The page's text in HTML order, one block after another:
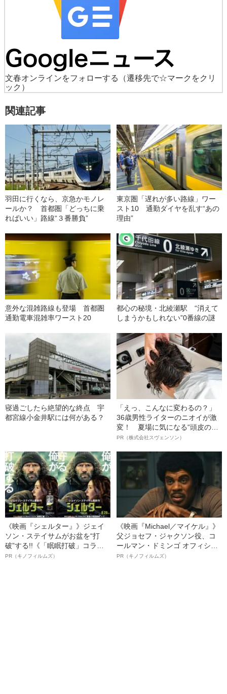
文春オンラインをフォローする
（遷移先で☆マークをクリ
ック）
関連記事
羽田に行くなら、京急かモノレ
ールか？ 首都圏「どっちに乗
ればいい」路線“３番勝負”
東京圏「遅れが多い路線」ワー
スト10 通勤ダイヤを乱す“あの
理由”
意外な混雑路線も登場 首都圏
通勤電車混雑率ワースト20
都心の秘境・北綾瀬駅 “消えて
しまうかもしれない”0番線の謎
寝過ごしたら絶望的な終点 宇
都宮線小金井駅には何がある？
「えっ、こんなに変わるの？」
36歳男性ライターのニオイが激
変！ 夏場に気になる“頭皮のニ
オイ”や“ベタつき”を解消す
ト”が生み出した徹底ケアとは
PR（株式会社スヴェンソン）
《映画『シェルター』》ジェイ
ソン・ステイサムがお盆を“打
破”する!!《「眠眠打破」コラ
ボ》
PR（キノフィルムズ）
《映画『Michael／マイケル』》
父ジョセフ・ジャクソン役、コ
ールマン・ドミンゴ オフィシャ
ルインタビュー“観客を魅了した
PR（キノフィルムズ）